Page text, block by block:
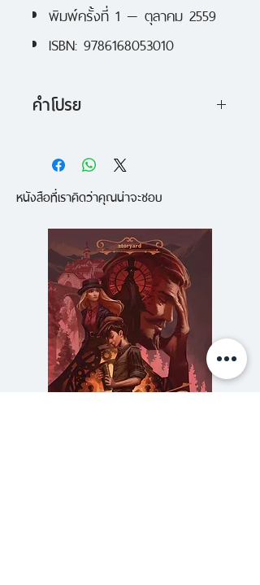
พิมพ์ครั้งที่ 1 — ตุลาคม 2559
ISBN: 9786168053010
คำโปรย
ทั้งหมดเจ็ดคนของตระกูลกลาส ผู้
เป็นที่รักยิ่งของพ่อแม่และน้องๆ ทั้ง
หกคน ซีมัวร์ผู้ที่เป็น ‘กวี’ ผู้ที่กลัวจะ
มีความสุขมากเกินไป ผู้ที่จบชีวิตของ
ตนเองอย่างน่าตื่นตระหนก
หนังสือเรื่องนี้จะทำให้เรารู้จักเขามาก
ขึ้นจากมุมมองของบัดดี้ - ลูกคนที่
หนังสือที่เราคิดว่าคุณน่าจะชอบ